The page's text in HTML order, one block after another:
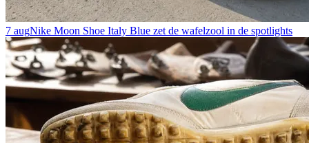
7 augNike Moon Shoe Italy Blue zet de wafelzool in de spotlights